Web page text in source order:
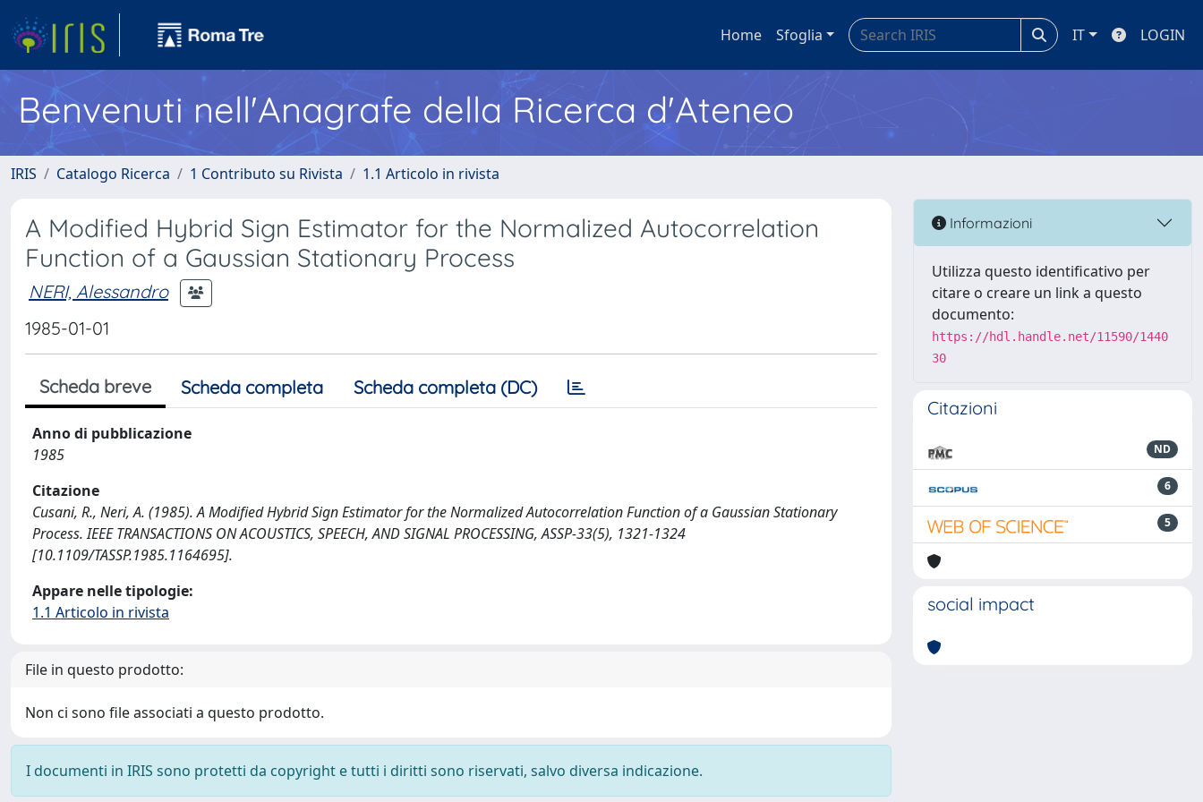
Home Sfoglia IT LOGIN
Benvenuti nell'Anagrafe della Ricerca d'Ateneo
IRIS Catalogo Ricerca 1 Contributo su Rivista 1.1 Articolo in rivista
A Modified Hybrid Sign Estimator for the Normalized Autocorrelation
Function of a Gaussian Stationary Process
NERI, Alessandro
1985-01-01
Scheda breve Scheda completa Scheda completa (DC)
Anno di pubblicazione
1985
Citazione
Cusani, R., Neri, A. (1985). A Modified Hybrid Sign Estimator for the Normalized Autocorrelation Function of a Gaussian Stationary
Process. IEEE TRANSACTIONS ON ACOUSTICS, SPEECH, AND SIGNAL PROCESSING, ASSP-33(5), 1321-1324
[10.1109/TASSP.1985.1164695].
Appare nelle tipologie:
1.1 Articolo in rivista
File in questo prodotto:
Non ci sono file associati a questo prodotto.
I documenti in IRIS sono protetti da copyright e tutti i diritti sono riservati, salvo diversa indicazione.
Informazioni
Utilizza questo identificativo per
citare o creare un link a questo
documento:
https://hdl.handle.net/11590/1440
30
Citazioni
ND
6
5
social impact